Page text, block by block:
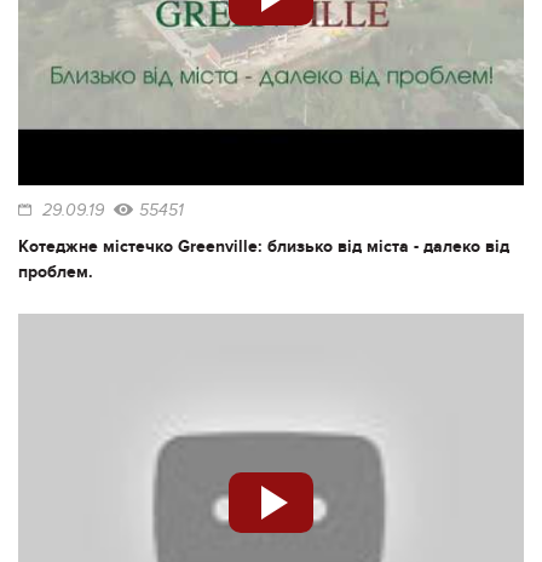
29.09.19 55451
Котеджне містечко Greenville: близько від міста - далеко від
проблем.